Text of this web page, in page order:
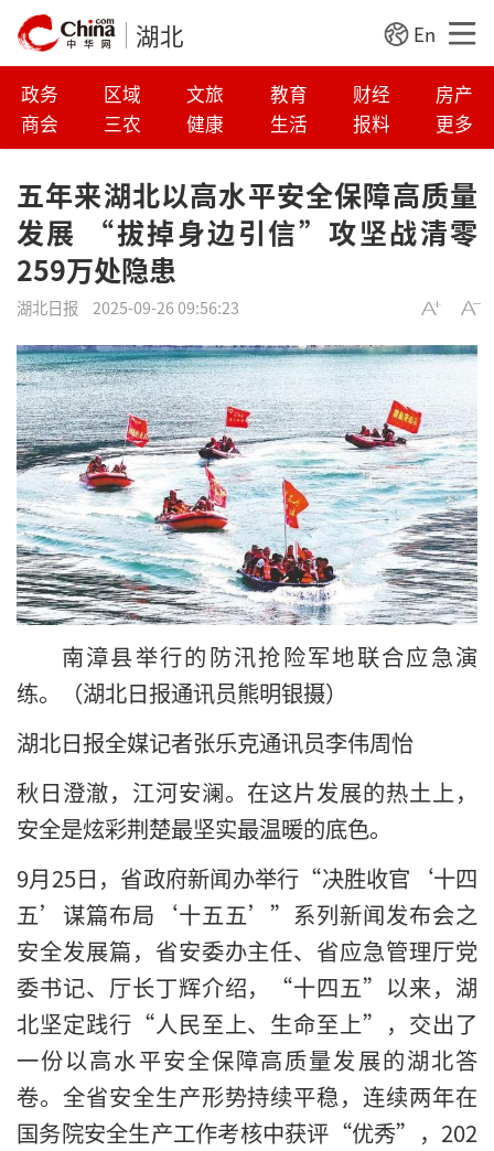
湖北 En
政务 区域 文旅 教育 财经
房产
商会
三农 健康 生活 报料 更多
五年来湖北以高水平安全保障高质量
发展 “拔掉身边引信”攻坚战清零
259万处隐患
湖北日报 2025-09-26 09:56:23
南漳县举行的防汛抢险军地联合应急演
练。（湖北日报通讯员熊明银摄）
湖北日报全媒记者张乐克通讯员李伟周怡
秋日澄澈，江河安澜。在这片发展的热土上，
安全是炫彩荆楚最坚实最温暖的底色。
9月25日，省政府新闻办举行“决胜收官‘十四
五’谋篇布局‘十五五’”系列新闻发布会之
安全发展篇，省安委办主任、省应急管理厅党
委书记、厅长丁辉介绍，“十四五”以来，湖
北坚定践行“人民至上、生命至上”，交出了
一份以高水平安全保障高质量发展的湖北答
卷。全省安全生产形势持续平稳，连续两年在
国务院安全生产工作考核中获评“优秀”，202